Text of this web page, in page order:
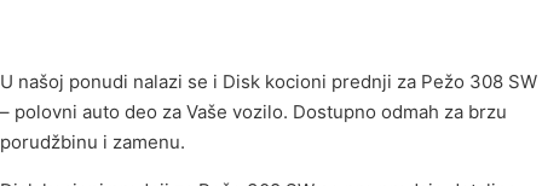
U našoj ponudi nalazi se i Disk kocioni prednji za Pežo 308 SW
– polovni auto deo za Vaše vozilo. Dostupno odmah za brzu
porudžbinu i zamenu.